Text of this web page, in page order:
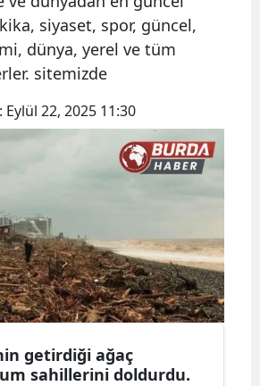
siyaset, spor, güncel,
dünya, yerel ve tüm
sitemizde
Eylül 22, 2025 11:30
getirdiği ağaç
sahillerini doldurdu.